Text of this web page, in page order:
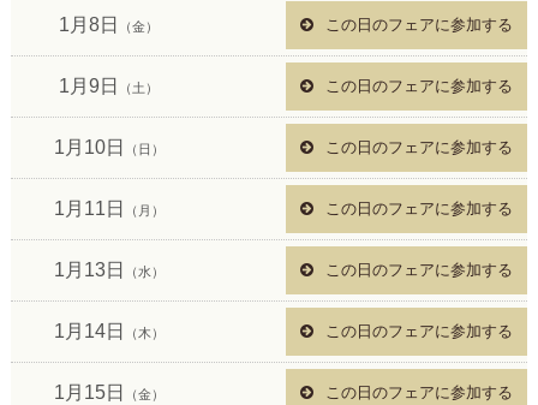
1月8日 （金） この日のフェアに参加する
1月9日 （土） この日のフェアに参加する
1月10日 （日） この日のフェアに参加する
1月11日 （月） この日のフェアに参加する
1月13日 （水） この日のフェアに参加する
1月14日 （木） この日のフェアに参加する
1月15日 （金） この日のフェアに参加する